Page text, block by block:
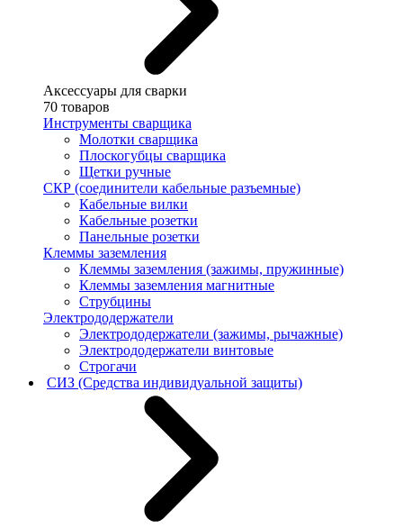
Аксессуары для сварки
70 товаров
Инструменты сварщика
Молотки сварщика
Плоскогубцы сварщика
Щетки ручные
СКР (соединители кабельные разъемные)
Кабельные вилки
Кабельные розетки
Панельные розетки
Клеммы заземления
Клеммы заземления (зажимы, пружинные)
Клеммы заземления магнитные
Струбцины
Электрододержатели
Электрододержатели (зажимы, рычажные)
Электрододержатели винтовые
Строгачи
СИЗ (Средства индивидуальной защиты)